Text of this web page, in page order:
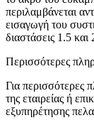
περιλαμβάνεται
εισαγωγή του
διαστάσεις 1.5 και
Περισσότερες
Για περισσότερες
της εταιρείας ή
εξυπηρέτησης